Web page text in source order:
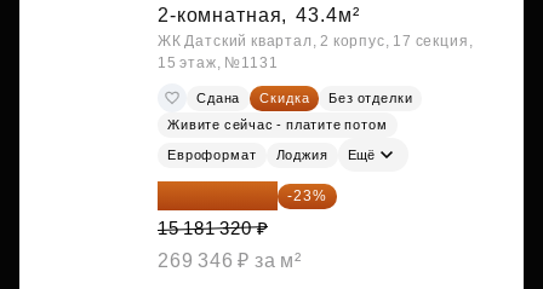
2-комнатная, 43.4м²
ЖК Датский квартал, 2 корпус, 17 секция,
15 этаж, №1131
Сдана Скидка
Без отделки
Живите сейчас - платите потом
Евроформат Лоджия Ещё
11 689 616 ₽ -23%
15 181 320 ₽
269 346 ₽ за м²